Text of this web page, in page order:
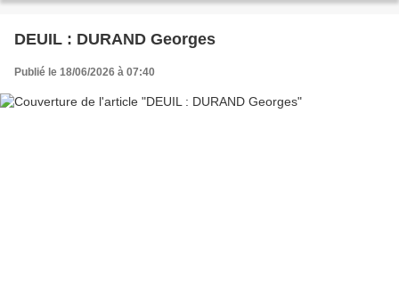
DEUIL : DURAND Georges
Publié le 18/06/2026 à 07:40